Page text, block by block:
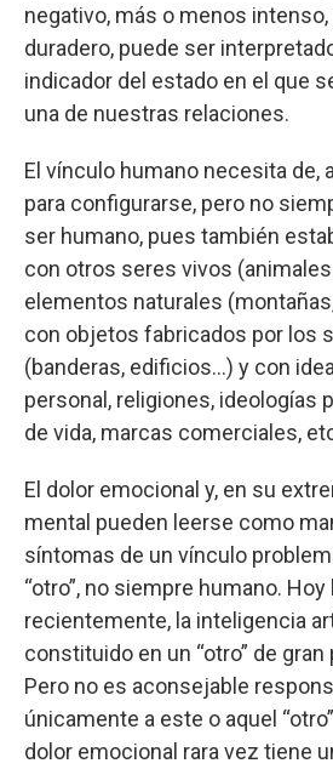
negativo, más o menos
duradero, puede ser
indicador del estado en el que
una de nuestras relaciones.
El vínculo humano necesita de,
para configurarse, pero no
ser humano, pues también
con otros seres vivos
elementos naturales
con objetos fabricados por los
(banderas, edificios…) y con
personal, religiones, ideologías
de vida, marcas comerciales,
El dolor emocional y, en su
mental pueden leerse como
síntomas de un vínculo
“otro”, no siempre humano. Hoy
recientemente, la inteligencia
constituido en un “otro” de
Pero no es aconsejable
únicamente a este o aquel
dolor emocional rara vez tiene